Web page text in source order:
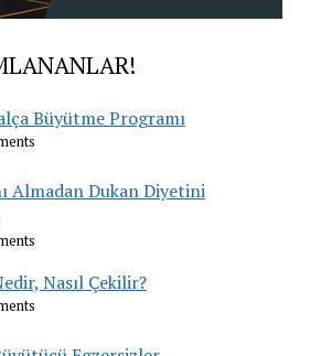
Büyütme Programı
Almadan Dukan Diyetini
Nasıl Çekilir?